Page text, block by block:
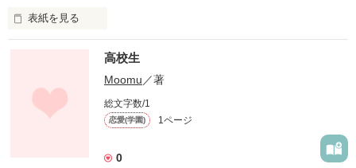
表紙を見る
て，平日や土曜日に比べて時間が流れるのが遅いっていうか，
ゆっくりって言うか。とにかく嫌い。でも，今日は違うんだ！
なんて言ったって。明日からは憧れの高校生ななれるんだか
ら！！
高校生
Moomu ／著
総文字数/1
恋愛(学園) 1ページ
0